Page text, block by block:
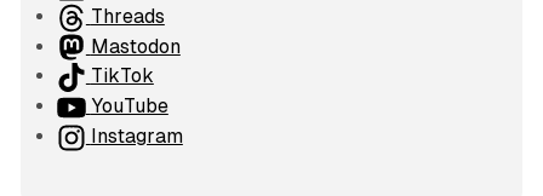
с
а
й
т
Threads
Mastodon
TikTok
YouTube
Instagram